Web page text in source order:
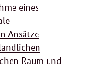
eines
Ansätze
Raum und